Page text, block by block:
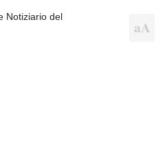
Notiziario del